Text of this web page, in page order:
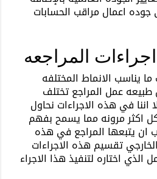
اعمال مراقب الحسابات
المراجعه
ما يناسب الانماط المختلفه
عمل المراجع تختلف
اننا في هذه الاجراءات نحاول
اكثر مرونه مما يسمح بفهم
ان يتبعها المراجع في هذه
تقسيم هذه الاجراءات
اختاره لتنفيذ هذا الاجراء